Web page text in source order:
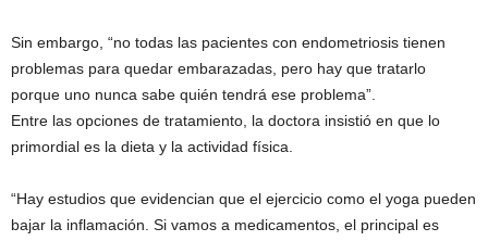
Sin embargo, “no todas las pacientes con endometriosis tienen
problemas para quedar embarazadas, pero hay que tratarlo
porque uno nunca sabe quién tendrá ese problema”.
Entre las opciones de tratamiento, la doctora insistió en que lo
primordial es la dieta y la actividad física.
“Hay estudios que evidencian que el ejercicio como el yoga pueden
bajar la inflamación. Si vamos a medicamentos, el principal es